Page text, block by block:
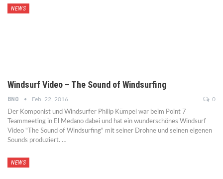
NEWS
Windsurf Video – The Sound of Windsurfing
BNO Feb. 22, 2016 0
Der Komponist und Windsurfer Philip Kümpel war beim Point 7
Teammeeting in El Medano dabei und hat ein wunderschönes Windsurf
Video "The Sound of Windsurfing" mit seiner Drohne und seinen eigenen
Sounds produziert. …
NEWS